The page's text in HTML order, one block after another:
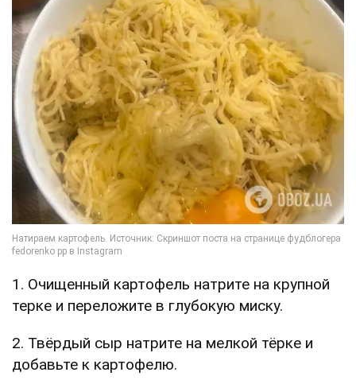
1. Очищенный картофель натрите на крупной
терке и переложите в глубокую миску.
2. Твёрдый сыр натрите на мелкой тёрке и
добавьте к картофелю.